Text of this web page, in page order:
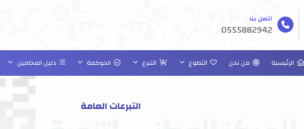
اتصل بنا
0555882942
الرئيسية من نحن التطوع التبرع الحوكمة دليل المحامين
التبرعات العامة